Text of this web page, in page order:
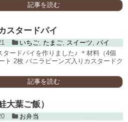
記事を読む
スタードパイ
いちご, たまご, スイーツ パイ
タードパイを作りました♪ ＊材料（4個
ト 2枚 バニラビーンズ入りカスタードク
記事を読む
大葉ご飯）
お弁当